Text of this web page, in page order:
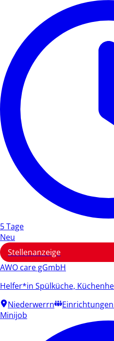
5 Tage
Neu
Stellenanzeige
AWO care gGmbH
Helfer*in Spülküche,
Niederwerrn
Minijob